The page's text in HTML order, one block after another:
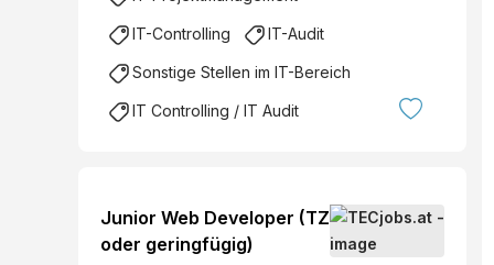
IT-Controlling IT-Audit
Sonstige Stellen im IT-Bereich
IT Controlling / IT Audit
Junior Web Developer (TZ
oder geringfügig)